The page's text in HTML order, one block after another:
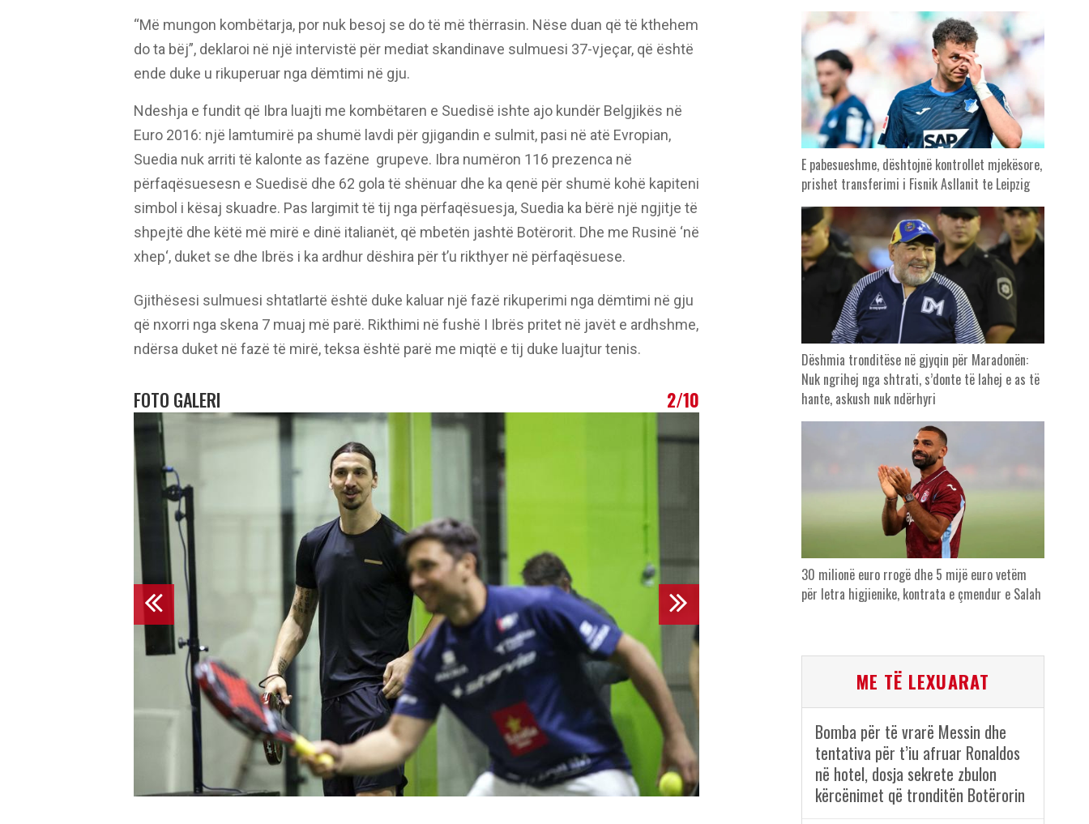
“Më mungon kombëtarja, por nuk besoj se do të më thërrasin. Nëse duan që të kthehem
do ta bëj”, deklaroi në një intervistë për mediat skandinave sulmuesi 37-vjeçar, që është
ende duke u rikuperuar nga dëmtimi në gju.
Ndeshja e fundit që Ibra luajti me kombëtaren e Suedisë ishte ajo kundër Belgjikës në
Euro 2016: një lamtumirë pa shumë lavdi për gjigandin e sulmit, pasi në atë Evropian,
Suedia nuk arriti të kalonte as fazëne grupeve. Ibra numëron 116 prezenca në
përfaqësuesesn e Suedisë dhe 62 gola të shënuar dhe ka qenë për shumë kohë kapiteni
simbol i kësaj skuadre. Pas largimit të tij nga përfaqësuesja, Suedia ka bërë një ngjitje të
shpejtë dhe këtë më mirë e dinë italianët, që mbetën jashtë Botërorit. Dhe me Rusinë ‘në
xhep‘, duket se dhe Ibrës i ka ardhur dëshira për t’u rikthyer në përfaqësuese.
Gjithësesi sulmuesi shtatlartë është duke kaluar një fazë rikuperimi nga dëmtimi në gju
që nxorri nga skena 7 muaj më parë. Rikthimi në fushë I Ibrës pritet në javët e ardhshme,
ndërsa duket në fazë të mirë, teksa është parë me miqtë e tij duke luajtur tenis.
FOTO GALERI 2/10
E pabesueshme, dështojnë kontrollet mjekësore,
prishet transferimi i Fisnik Asllanit te Leipzig
Dëshmia tronditëse në gjyqin për Maradonën:
Nuk ngrihej nga shtrati, s’donte të lahej e as të
hante, askush nuk ndërhyri
30 milionë euro rrogë dhe 5 mijë euro vetëm
për letra higjienike, kontrata e çmendur e Salah
ME TË LEXUARAT
Bomba për të vrarë Messin dhe
tentativa për t’iu afruar Ronaldos
në hotel, dosja sekrete zbulon
kërcënimet që tronditën Botërorin